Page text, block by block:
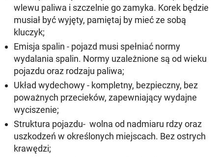
wlewu paliwa i szczelnie go zamyka. Korek będzie
musiał być wyjęty, pamiętaj by mieć ze sobą
kluczyk;
Emisja spalin - pojazd musi spełniać normy
wydalania spalin. Normy uzależnione są od wieku
pojazdu oraz rodzaju paliwa;
Układ wydechowy - kompletny, bezpieczny, bez
poważnych przecieków, zapewniający wydajne
wyciszenie;
Struktura pojazdu- wolna od nadmiaru rdzy oraz
uszkodzeń w określonych miejscach. Bez ostrych
krawędzi;